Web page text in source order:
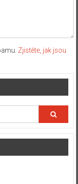
Zjistěte, jak jsou